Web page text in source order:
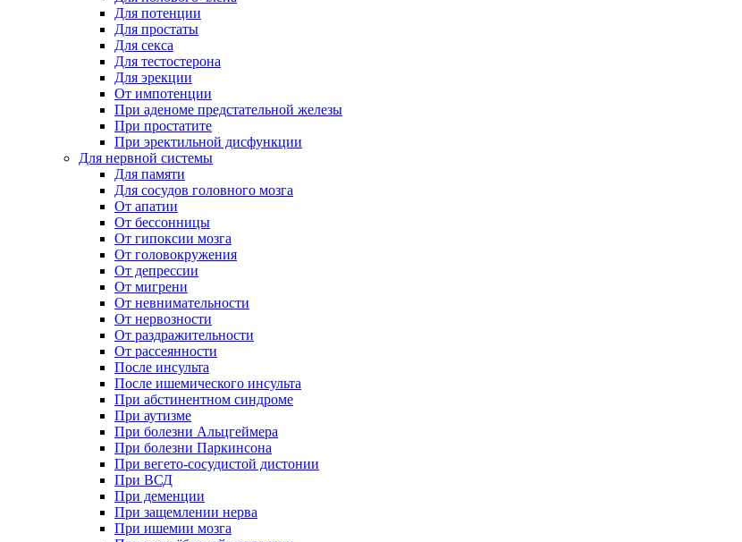
Для потенции
Для простаты
Для секса
Для тестостерона
Для эрекции
От импотенции
При аденоме предстательной железы
При простатите
При эректильной дисфункции
Для нервной системы
Для памяти
Для сосудов головного мозга
От апатии
От бессонницы
От гипоксии мозга
От головокружения
От депрессии
От мигрени
От невнимательности
От нервозности
От раздражительности
От рассеянности
После инсульта
После ишемического инсульта
При абстинентном синдроме
При аутизме
При болезни Альцгеймера
При болезни Паркинсона
При вегето-сосудистой дистонии
При ВСД
При деменции
При защемлении нерва
При ишемии мозга